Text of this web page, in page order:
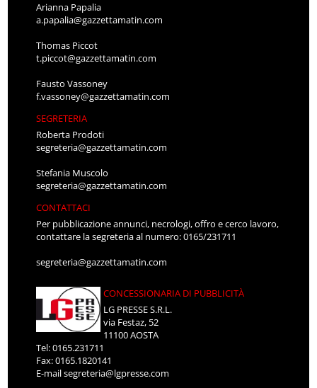
Arianna Papalia
a.papalia@gazzettamatin.com
Thomas Piccot
t.piccot@gazzettamatin.com
Fausto Vassoney
f.vassoney@gazzettamatin.com
SEGRETERIA
Roberta Prodoti
segreteria@gazzettamatin.com
Stefania Muscolo
segreteria@gazzettamatin.com
CONTATTACI
Per pubblicazione annunci, necrologi, offro e cerco lavoro,
contattare la segreteria al numero: 0165/231711
segreteria@gazzettamatin.com
CONCESSIONARIA DI PUBBLICITÀ
LG PRESSE S.R.L.
via Festaz, 52
11100 AOSTA
Tel: 0165.231711
Fax: 0165.1820141
E-mailsegreteria@lgpresse.com